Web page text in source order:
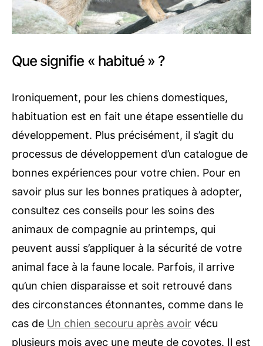
Que signifie « habitué » ?
Ironiquement, pour les chiens domestiques,
habituation est en fait une étape essentielle du
développement. Plus précisément, il s’agit du
processus de développement d’un catalogue de
bonnes expériences pour votre chien. Pour en
savoir plus sur les bonnes pratiques à adopter,
consultez ces conseils pour les soins des
animaux de compagnie au printemps, qui
peuvent aussi s’appliquer à la sécurité de votre
animal face à la faune locale. Parfois, il arrive
qu’un chien disparaisse et soit retrouvé dans
des circonstances étonnantes, comme dans le
cas de Un chien secouru après avoir vécu
plusieurs mois avec une meute de coyotes. Il est